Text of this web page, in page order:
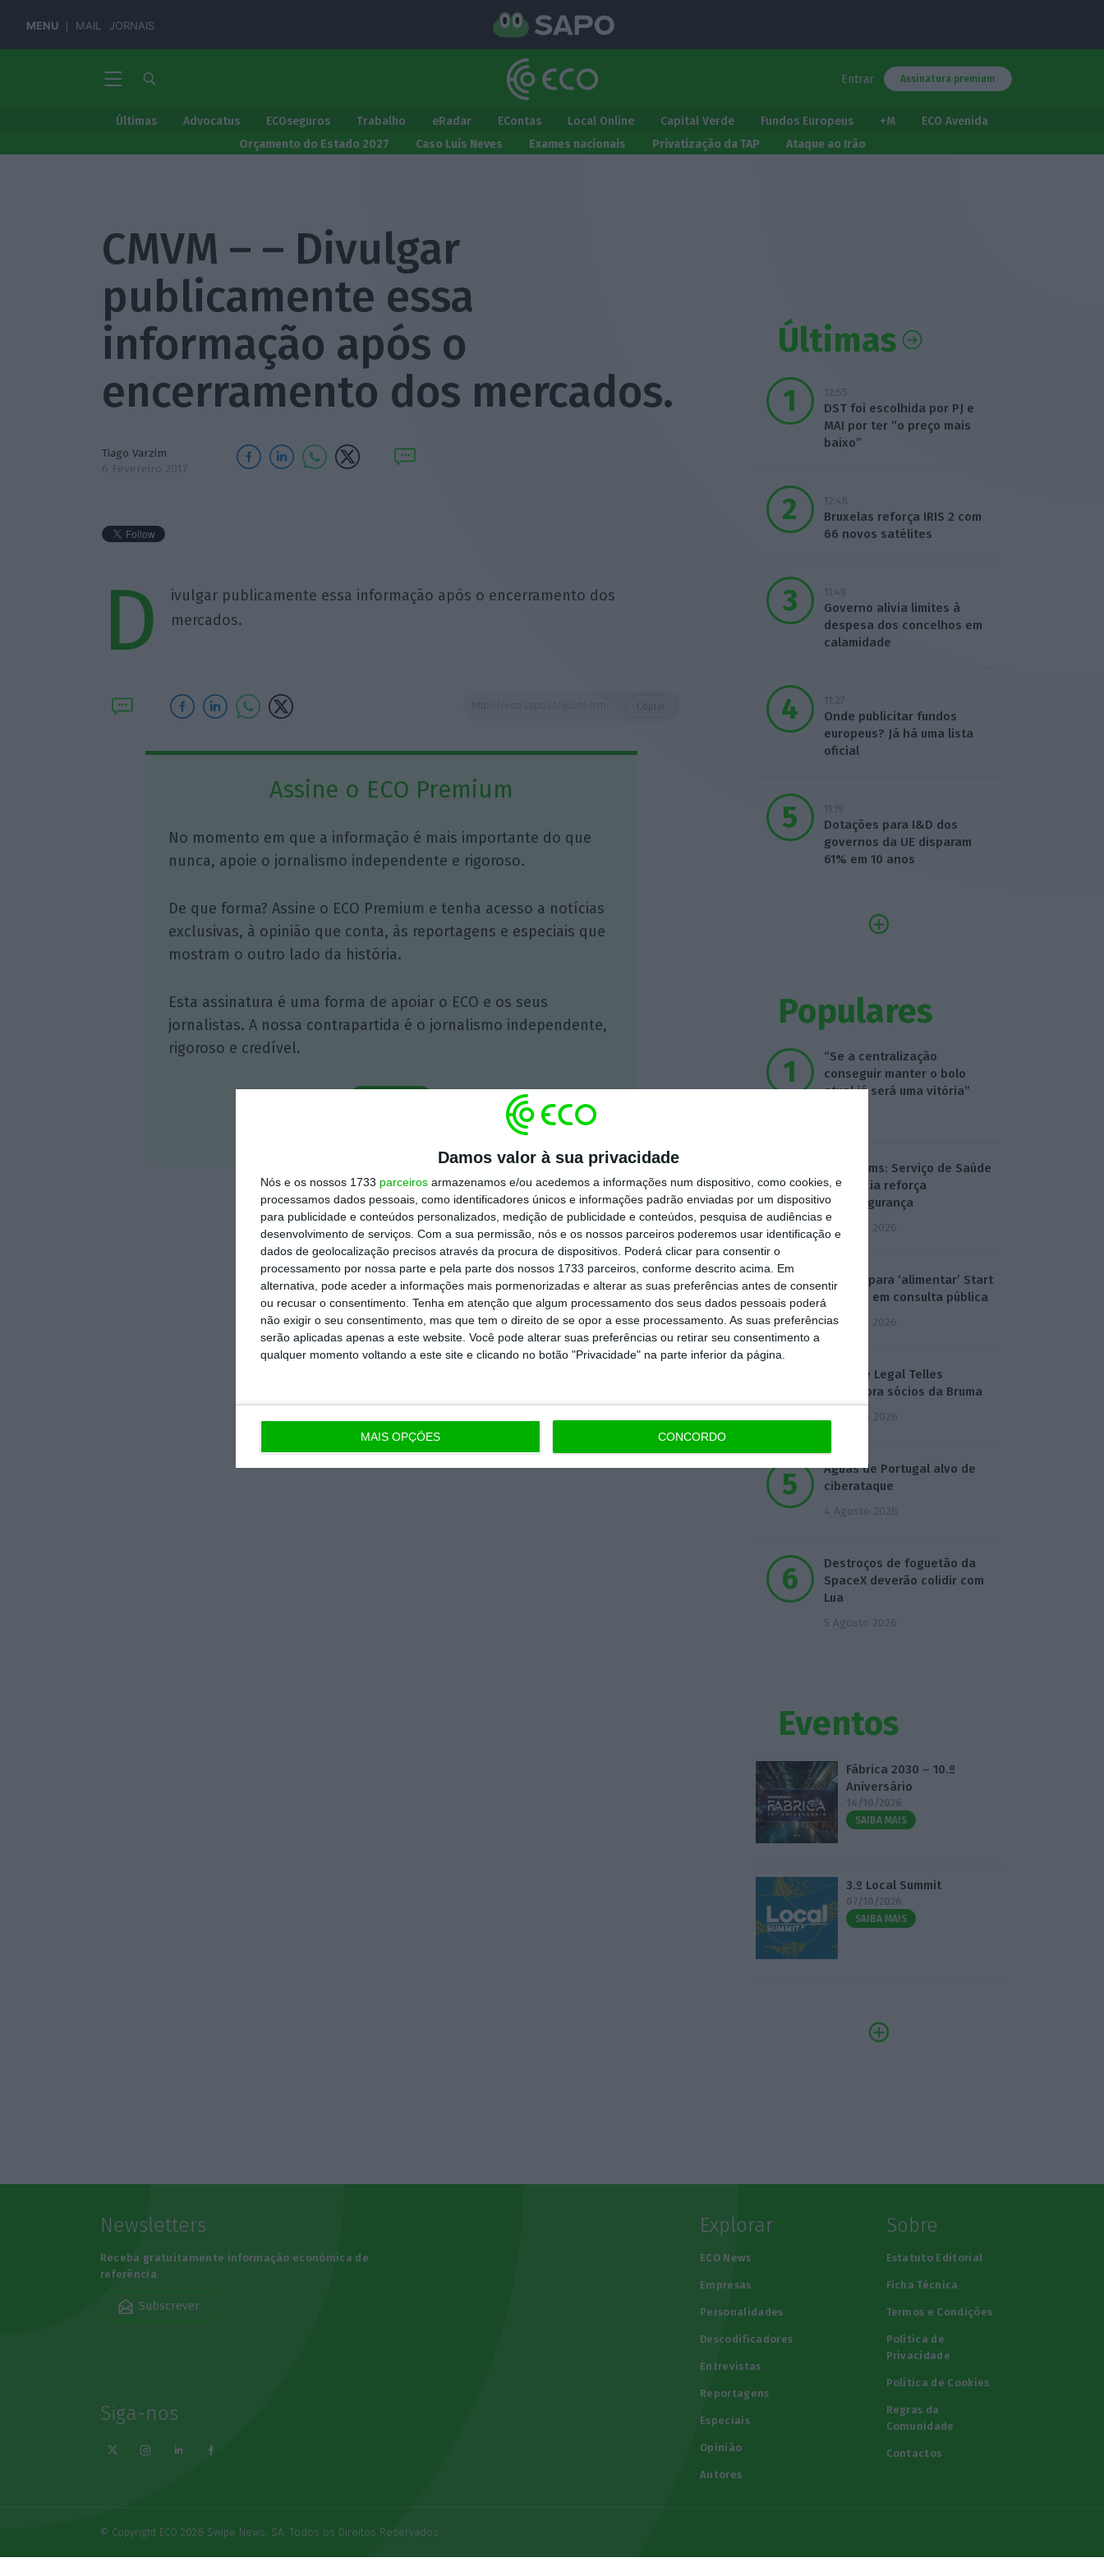
Damos valor à sua privacidade
Nós e os nossos 1733 parceiros armazenamos e/ou acedemos a informações num dispositivo, como cookies, e
processamos dados pessoais, como identificadores únicos e informações padrão enviadas por um dispositivo
para publicidade e conteúdos personalizados, medição de publicidade e conteúdos, pesquisa de audiências e
desenvolvimento de serviços. Com a sua permissão, nós e os nossos parceiros poderemos usar identificação e
dados de geolocalização precisos através da procura de dispositivos. Poderá clicar para consentir o
processamento por nossa parte e pela parte dos nossos 1733 parceiros, conforme descrito acima. Em
alternativa, pode aceder a informações mais pormenorizadas e alterar as suas preferências antes de consentir
ou recusar o consentimento. Tenha em atenção que algum processamento dos seus dados pessoais poderá
não exigir o seu consentimento, mas que tem o direito de se opor a esse processamento. As suas preferências
serão aplicadas apenas a este website. Você pode alterar suas preferências ou retirar seu consentimento a
qualquer momento voltando a este site e clicando no botão "Privacidade" na parte inferior da página.
MAIS OPÇÕES CONCORDO
MENU MAIL JORNAIS
Entrar Assinatura premium
Últimas Advocatus ECOseguros Trabalho eRadar EContas Local Online Capital Verde Fundos Europeus +M
ECO Avenida
Orçamento do Estado 2027
Caso Luís Neves Exames nacionais Privatização da TAP Ataque ao Irão
CMVM – – Divulgar
publicamente essa
informação após o
encerramento dos mercados.
Tiago Varzim
6 Fevereiro 2017
D
ivulgar publicamente essa informação após o encerramento dos
mercados.
Assine o ECO Premium
No momento em que a informação é mais importante do que
nunca, apoie o jornalismo independente e rigoroso.
De que forma? Assine o ECO Premium e tenha acesso a notícias
exclusivas, à opinião que conta, às reportagens e especiais que
mostram o outro lado da história.
Esta assinatura é uma forma de apoiar o ECO e os seus
jornalistas. A nossa contrapartida é o jornalismo independente,
rigoroso e credível.
Últimas
12:55
DST foi escolhida por PJ e
MAI por ter “o preço mais
baixo”
12:48
Bruxelas reforça IRIS 2 com
66 novos satélites
11:49
Governo alivia limites à
despesa dos concelhos em
calamidade
11:27
Onde publicitar fundos
europeus? Já há uma lista
oficial
11:19
Dotações para I&D dos
governos da UE disparam
61% em 10 anos
Populares
“Se a centralização
conseguir manter o bolo
atual já será uma vitória”
T-Systems: Serviço de Saúde
de Múrcia reforça
cibersegurança
3 Agosto 2026
Eólicas para ‘alimentar’ Start
Campus em consulta pública
3 Agosto 2026
Deloitte Legal Telles
assessora sócios da Bruma
4 Agosto 2026
Águas de Portugal alvo de
ciberataque
4 Agosto 2026
Destroços de foguetão da
SpaceX deverão colidir com
Lua
5 Agosto 2026
Eventos
Fábrica 2030 – 10.º
Aniversário
14/10/2026
SAIBA MAIS
3.º Local Summit
07/10/2026
SAIBA MAIS
Newsletters
Receba gratuitamente informação económica de
referência
Subscrever
Siga-nos
Explorar
ECO News
Empresas
Personalidades
Descodificadores
Entrevistas
Reportagens
Especiais
Opinião
Autores
Sobre
Estatuto Editorial
Ficha Técnica
Termos e Condições
Política de
Privacidade
Política de Cookies
Regras da
Comunidade
Contactos
© Copyright ECO 2026 Swipe News, SA. Todos os Direitos Reservados